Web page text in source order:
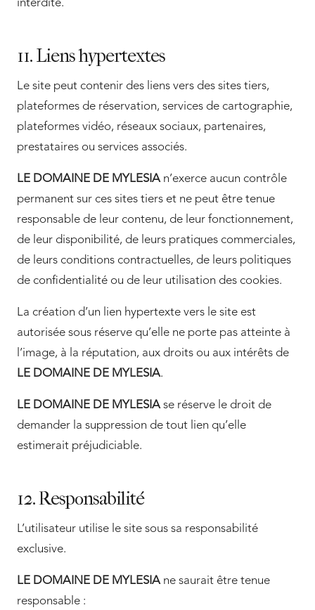
interdite.
11. Liens hypertextes
Le site peut contenir des liens vers des sites tiers,
plateformes de réservation, services de cartographie,
plateformes vidéo, réseaux sociaux, partenaires,
prestataires ou services associés.
LE DOMAINE DE MYLESIAn’exerce aucun contrôle
permanent sur ces sites tiers et ne peut être tenue
responsable de leur contenu, de leur fonctionnement,
de leur disponibilité, de leurs pratiques commerciales,
de leurs conditions contractuelles, de leurs politiques
de confidentialité ou de leur utilisation des cookies.
La création d’un lien hypertexte vers le site est
autorisée sous réserve qu’elle ne porte pas atteinte à
l’image, à la réputation, aux droits ou aux intérêts de
LE DOMAINE DE MYLESIA.
LE DOMAINE DE MYLESIAse réserve le droit de
demander la suppression de tout lien qu’elle
estimerait préjudiciable.
12. Responsabilité
L’utilisateur utilise le site sous sa responsabilité
exclusive.
LE DOMAINE DE MYLESIAne saurait être tenue
responsable :